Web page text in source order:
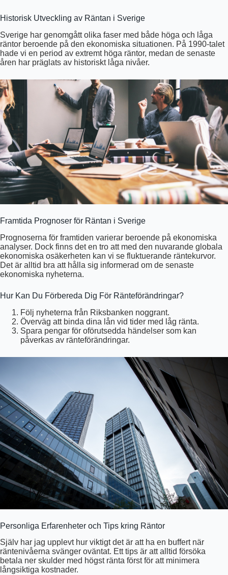
Historisk Utveckling av Räntan i Sverige
Sverige har genomgått olika faser med både höga och låga
räntor beroende på den ekonomiska situationen. På 1990-talet
hade vi en period av extremt höga räntor, medan de senaste
åren har präglats av historiskt låga nivåer.
Framtida Prognoser för Räntan i Sverige
Prognoserna för framtiden varierar beroende på ekonomiska
analyser. Dock finns det en tro att med den nuvarande globala
ekonomiska osäkerheten kan vi se fluktuerande räntekurvor.
Det är alltid bra att hålla sig informerad om de senaste
ekonomiska nyheterna.
Hur Kan Du Förbereda Dig För Ränteförändringar?
Följ nyheterna från Riksbanken noggrant.
Överväg att binda dina lån vid tider med låg ränta.
Spara pengar för oförutsedda händelser som kan
påverkas av ränteförändringar.
Personliga Erfarenheter och Tips kring Räntor
Själv har jag upplevt hur viktigt det är att ha en buffert när
räntenivåerna svänger oväntat. Ett tips är att alltid försöka
betala ner skulder med högst ränta först för att minimera
långsiktiga kostnader.